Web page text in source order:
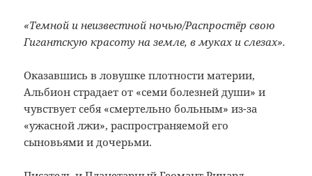
«Темной и неизвестной ночью/Распростёр свою
Гигантскую красоту на земле, в муках и слезах».
Оказавшись в ловушке плотности материи,
Альбион страдает от «семи болезней души» и
чувствует себя «смертельно больным» из-за
«ужасной лжи», распространяемой его
сыновьями и дочерьми.